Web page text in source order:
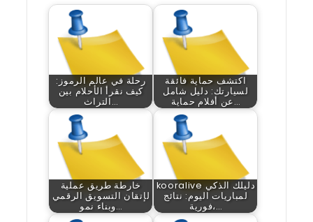
رحلة في عالم الرموز:
كيف نقرأ الأحلام بين
التراث…
اكتشف حماية فائقة
لسيارتك: دليل شامل
عن أفلام حماية…
خارطة طريق عملية
لإتقان التسويق الرقمي
وبناء نمو…
kooralive دليلك الذكي
لمباريات اليوم: نتائج
فورية،…